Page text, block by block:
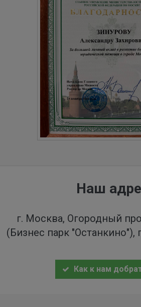
Наш
г. Москва, Огородный
(Бизнес парк
Как к нам